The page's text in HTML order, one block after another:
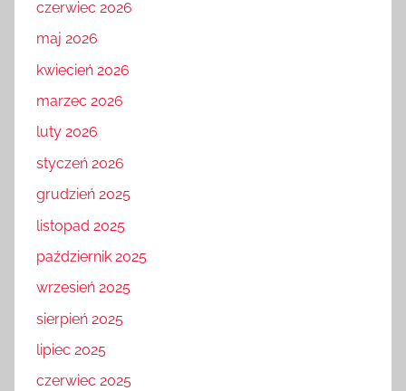
czerwiec 2026
maj 2026
kwiecień 2026
marzec 2026
luty 2026
styczeń 2026
grudzień 2025
listopad 2025
październik 2025
wrzesień 2025
sierpień 2025
lipiec 2025
czerwiec 2025